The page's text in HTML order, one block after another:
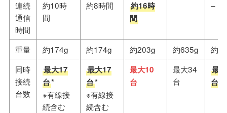
連続
通信
時間
約10時
間
約8時間
約16時
間
–
重量 約174g 約174g 約203g 約635g
約
同時
接続
台数
最大17
台*
※有線接
続含む
最大17
台*
※有線接
続含む
最大10
台
最大34
台
最
台